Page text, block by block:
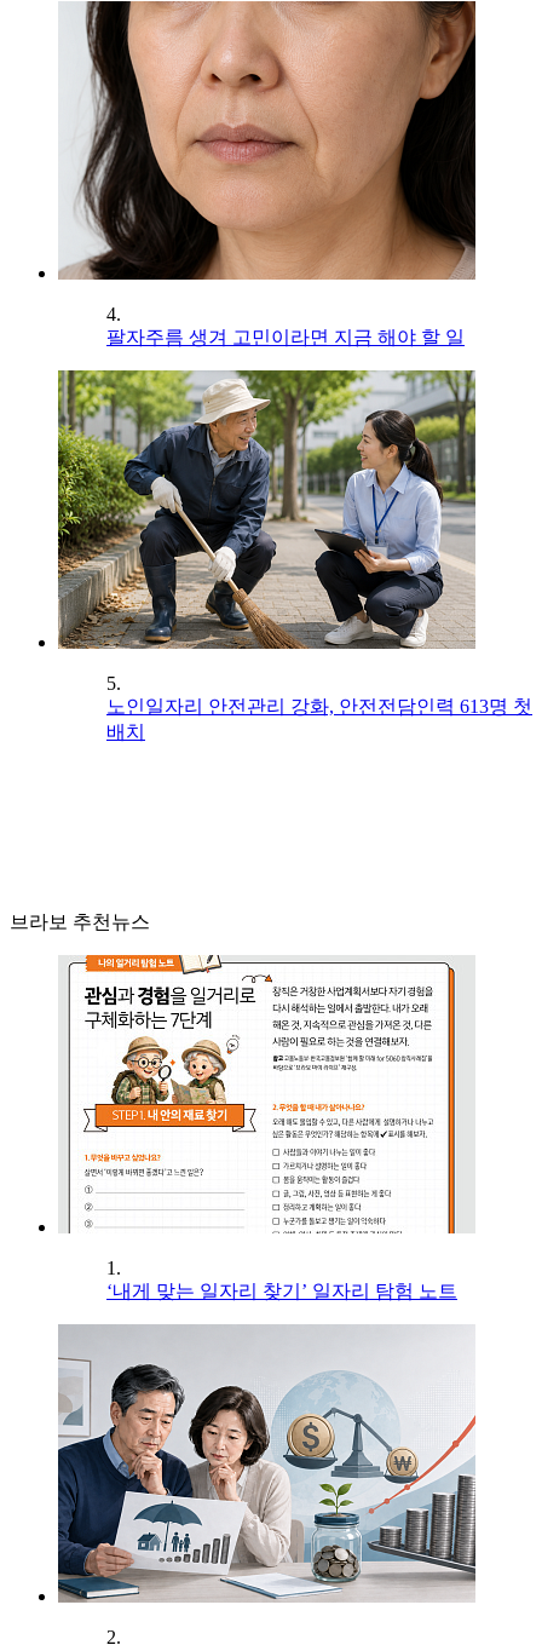
4.
팔자주름 생겨 고민이라면 지금 해야 할 일
5.
노인일자리 안전관리 강화, 안전전담인력 613명 첫
배치
브라보 추천뉴스
1.
‘내게 맞는 일자리 찾기’ 일자리 탐험 노트
2.